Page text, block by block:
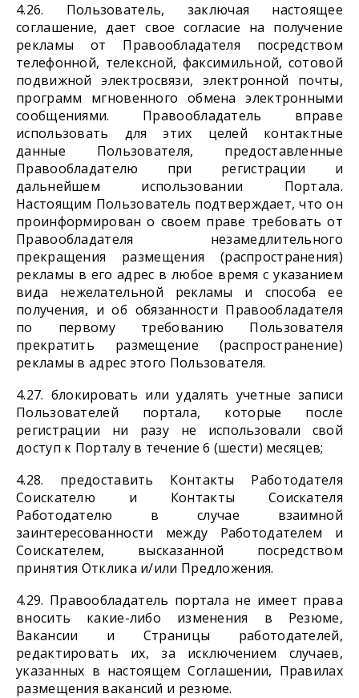
4.26. Пользователь, заключая настоящее
соглашение, дает свое согласие на получение
рекламы от Правообладателя посредством
телефонной, телексной, факсимильной, сотовой
подвижной электросвязи, электронной почты,
программ мгновенного обмена электронными
сообщениями. Правообладатель вправе
использовать для этих целей контактные
данные Пользователя, предоставленные
Правообладателю при регистрации и
дальнейшем использовании Портала.
Настоящим Пользователь подтверждает, что он
проинформирован о своем праве требовать от
Правообладателя незамедлительного
прекращения размещения (распространения)
рекламы в его адрес в любое время с указанием
вида нежелательной рекламы и способа ее
получения, и об обязанности Правообладателя
по первому требованию Пользователя
прекратить размещение (распространение)
рекламы в адрес этого Пользователя.
4.27. блокировать или удалять учетные записи
Пользователей портала, которые после
регистрации ни разу не использовали свой
доступ к Порталу в течение 6 (шести) месяцев;
4.28. предоставить Контакты Работодателя
Соискателю и Контакты Соискателя
Работодателю в случае взаимной
заинтересованности между Работодателем и
Соискателем, высказанной посредством
принятия Отклика и/или Предложения.
4.29. Правообладатель портала не имеет права
вносить какие-либо изменения в Резюме,
Вакансии и Страницы работодателей,
редактировать их, за исключением случаев,
указанных в настоящем Соглашении, Правилах
размещения вакансий и резюме.